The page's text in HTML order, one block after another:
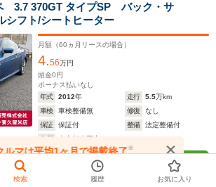
全幅
1.78m
4.76m
ホイールベース
-m
全幅
1.79m
4.6m
ホイールベース
4.78m
10.0～
└市街地
9.0km/L
└郊外
3.7 370GT タイプSP バック・サ
シフト/シートヒーター
月額（60 ヵ月リースの場合）
4.56万円
頭金0円
ボーナス払いなし
年式
2012年 走行 5.5万km
車検
車検整備無 修復
なし
保証
保証付 整備
法定整備付
住所
東京都小平市
今すぐ在庫確認・見積依頼
ルマは平均1ヶ月で掲載終了※
なる前にお問い合わせください
検索 履歴 お気に入り